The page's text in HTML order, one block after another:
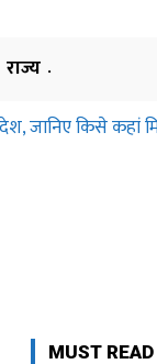
राज्य
जानिए किसे कहां
MUST READ